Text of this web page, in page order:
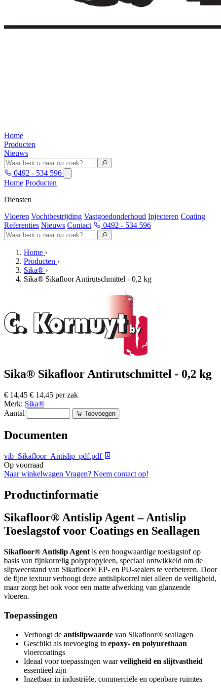
Home
Producten
Nieuws
0492 - 534 596
Home Producten
Diensten
Vloeren Vochtbestrijding Vastgoedonderhoud Injecteren Coating
Referenties Nieuws Contact 0492 - 534 596
Home ›
Producten ›
Sika® ›
Sika® Sikafloor Antirutschmittel - 0,2 kg
Sika® Sikafloor Antirutschmittel - 0,2 kg
€ 14,45 € 14,45 per zak
Merk: Sika®
Aantal
Toevoegen
Documenten
vib_Sikafloor_Antislip_pdf.pdf
Op voorraad
Naar winkelwagen Vragen? Neem contact op!
Productinformatie
Sikafloor® Antislip Agent – Antislip
Toeslagstof voor Coatings en Seallagen
Sikafloor® Antislip Agent is een hoogwaardige toeslagstof op
basis van fijnkorrelig polypropyleen, speciaal ontwikkeld om de
slipweerstand van Sikafloor® EP- en PU-sealers te verbeteren. Door
de fijne textuur verhoogt deze antislipkorrel niet alleen de veiligheid,
maar zorgt het ook voor een matte afwerking van glanzende
vloeren.
Toepassingen
Verhoogt de antislipwaarde van Sikafloor® seallagen
Geschikt als toevoeging in epoxy- en polyurethaan
vloercoatings
Ideaal voor toepassingen waarveiligheid en slijtvastheid
essentieel zijn
Inzetbaar in industriële, commerciële en openbare ruimtes